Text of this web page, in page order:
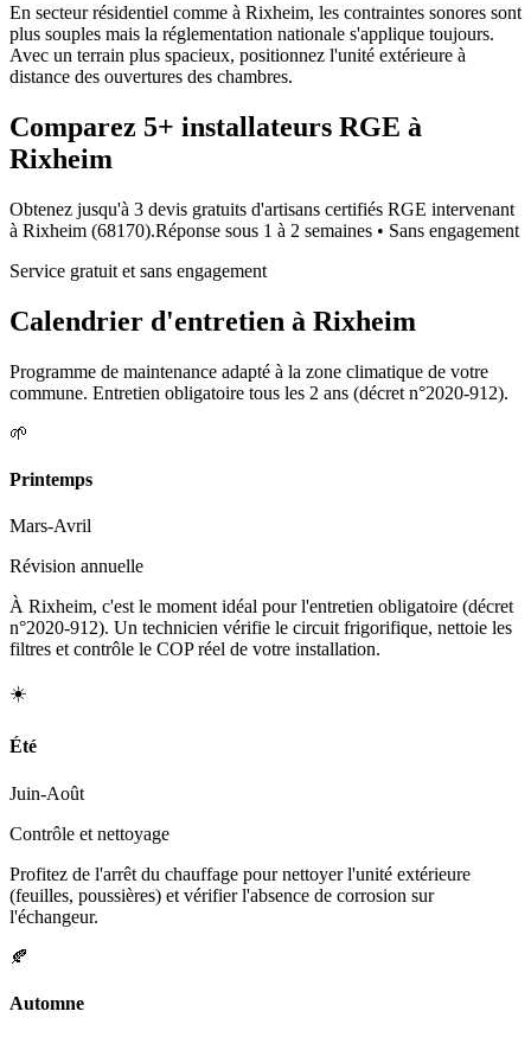
En secteur résidentiel comme à Rixheim, les contraintes sonores sont
plus souples mais la réglementation nationale s'applique toujours.
Avec un terrain plus spacieux, positionnez l'unité extérieure à
distance des ouvertures des chambres.
Comparez 5+ installateurs RGE à
Rixheim
Obtenez jusqu'à 3 devis gratuits d'artisans certifiés RGE intervenant
à Rixheim (68170).Réponse sous 1 à 2 semaines • Sans engagement
Service gratuit et sans engagement
Calendrier d'entretien à Rixheim
Programme de maintenance adapté à la zone climatique de votre
commune. Entretien obligatoire tous les 2 ans (décret n°2020-912).
🌱
Printemps
Mars-Avril
Révision annuelle
À Rixheim, c'est le moment idéal pour l'entretien obligatoire (décret
n°2020-912). Un technicien vérifie le circuit frigorifique, nettoie les
filtres et contrôle le COP réel de votre installation.
☀️
Été
Juin-Août
Contrôle et nettoyage
Profitez de l'arrêt du chauffage pour nettoyer l'unité extérieure
(feuilles, poussières) et vérifier l'absence de corrosion sur
l'échangeur.
🍂
Automne